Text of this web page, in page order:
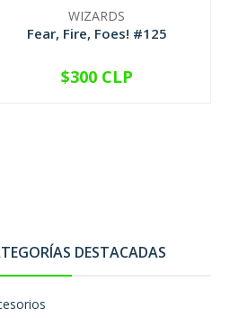
WIZARDS
Fear, Fire, Foes! #125
VER OPCIONES
$300 CLP
DESTACADAS